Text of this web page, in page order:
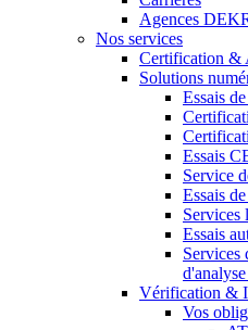
Agences
Nos services
Certification &
Solutions
Essais
Essais
Service
Essais
Services
Essais
Services
Vérification &
Vos